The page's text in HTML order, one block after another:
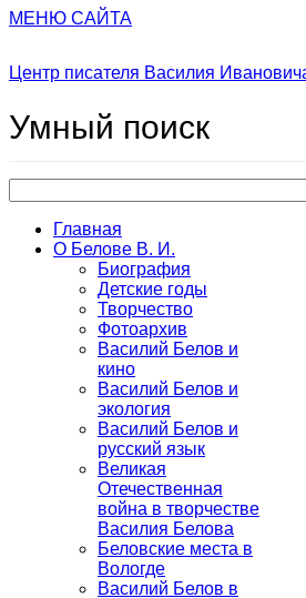
МЕНЮ САЙТА
Центр писателя Василия
Умный поиск
Главная
О Белове В. И.
Биография
Детские годы
Творчество
Фотоархив
Василий Белов и
кино
Василий Белов и
экология
Василий Белов и
русский язык
Великая
Отечественная
война в творчестве
Василия Белова
Беловские места в
Вологде
Василий Белов в